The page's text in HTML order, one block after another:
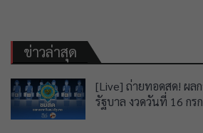
ข่าวล่าสุด
[Live] ถ่ายทอดสด! ผล
รัฐบาล งวดวันที่ 16 กร